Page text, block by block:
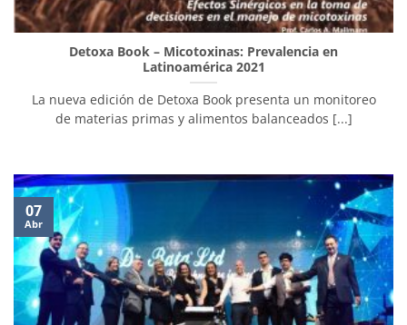
Detoxa Book – Micotoxinas: Prevalencia en
Latinoamérica 2021
La nueva edición de Detoxa Book presenta un monitoreo
de materias primas y alimentos balanceados [...]
07
Abr